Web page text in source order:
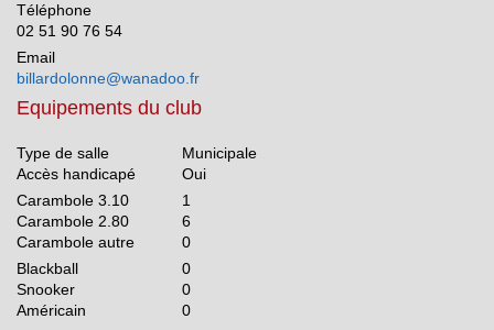
Téléphone
02 51 90 76 54
Email
billardolonne@wanadoo.fr
Equipements du club
Type de salle
Municipale
Accès handicapé
Oui
Carambole 3.10
1
Carambole 2.80
6
Carambole autre
0
Blackball
0
Snooker
0
Américain
0